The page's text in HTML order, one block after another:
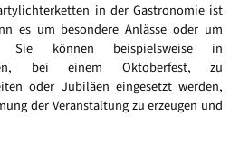
in der Gastronomie ist
es um besondere Anlässe oder um
Sie können beispielsweise in
bei einem Oktoberfest, zu
oder Jubiläen eingesetzt werden,
der Veranstaltung zu erzeugen und